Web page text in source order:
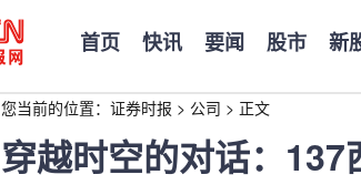
首页 快讯 要闻 股市 新
您当前的位置： 证券时报 > 公司 > 正文
穿越时空的对话：